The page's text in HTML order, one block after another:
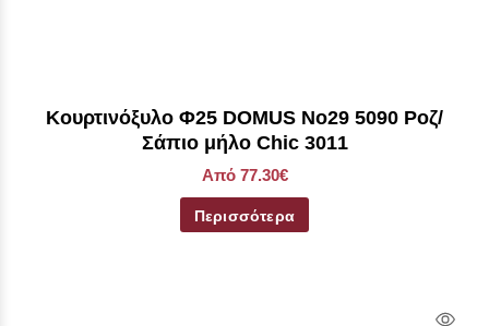
Kουρτινόξυλο Φ25 DOMUS No29 5090 Ροζ/
Σάπιο μήλο Chic 3011
Από 77.30€
Περισσότερα